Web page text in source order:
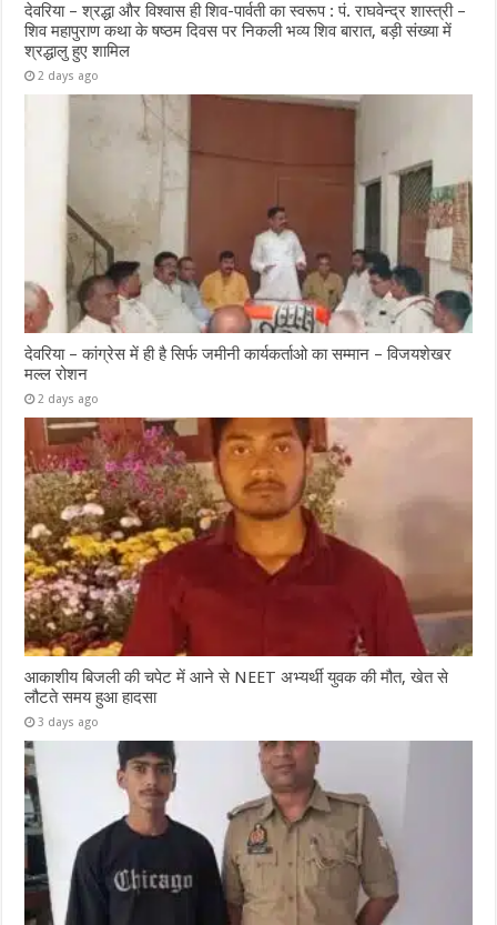
देवरिया – श्रद्धा और विश्वास ही शिव-पार्वती का स्वरूप : पं. राघवेन्द्र शास्त्री –
शिव महापुराण कथा के षष्ठम दिवस पर निकली भव्य शिव बारात, बड़ी संख्या में
श्रद्धालु हुए शामिल
2 days ago
देवरिया – कांग्रेस में ही है सिर्फ जमीनी कार्यकर्ताओ का सम्मान – विजयशेखर
मल्ल रोशन
2 days ago
आकाशीय बिजली की चपेट में आने से NEET अभ्यर्थी युवक की मौत, खेत से
लौटते समय हुआ हादसा
3 days ago